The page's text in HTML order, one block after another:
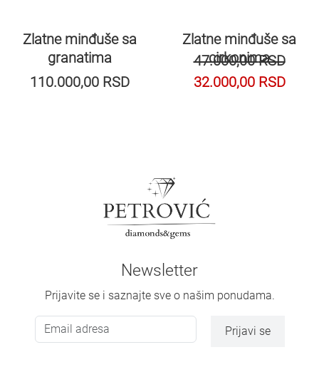
Zlatne minđuše sa
granatima
110.000,00 RSD
Zlatne minđuše sa
cirkonima
47.000,00RSD
32.000,00 RSD
Newsletter
Prijavite se i saznajte sve o našim ponudama.
Prijavi se